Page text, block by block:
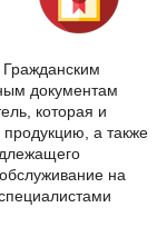
документам
которая и
продукцию, а также
на